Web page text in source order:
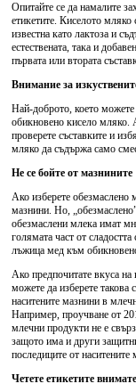
Опитайте се да намалите
етикетите. Киселото мляко
известна като лактоза и
естествената, така и
първата или втората
Внимание за
Най-доброто, което можете
обикновено кисело мляко.
проверете съставките и
мляко да съдържа само
Не се бойте от мазнините
Ако изберете обезмаслено
мазнини. Но,
обезмаслени млека имат
голямата част от
лъжица мед към
Ако предпочитате вкуса
можете да изберете такова
наситените мазнини в
Например, проучване от
млечни продукти не е
защото има и други
последиците от наситените
Четете етикетите